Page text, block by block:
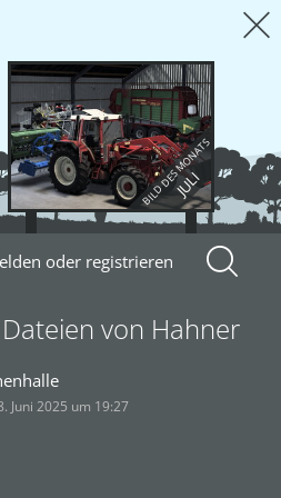
BILD DES MONATS
JULI
oder registrieren
von Hahner
Juni 2025 um 19:27